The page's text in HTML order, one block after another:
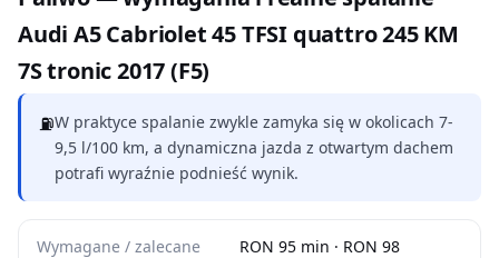
Audi A5 Cabriolet 45 TFSI quattro 245 KM
7S tronic 2017 (F5)
⛽W praktyce spalanie zwykle zamyka się w okolicach 7-
9,5 l/100 km, a dynamiczna jazda z otwartym dachem
potrafi wyraźnie podnieść wynik.
Wymagane / zalecane
RON 95 min · RON 98